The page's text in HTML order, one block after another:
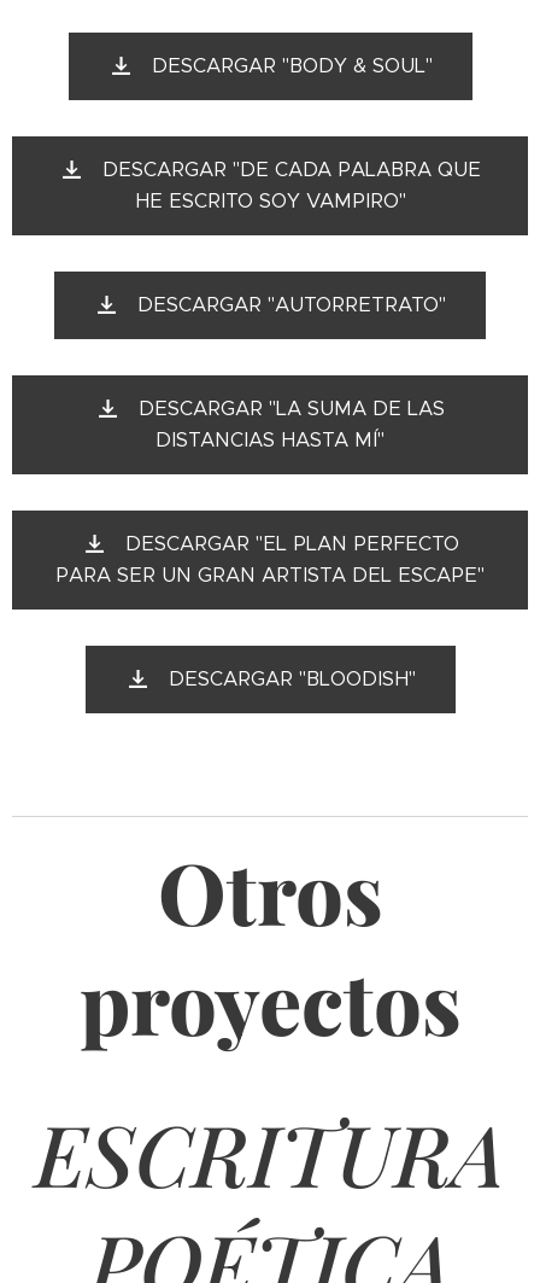
DESCARGAR "BODY & SOUL"
DESCARGAR "DE CADA PALABRA QUE
HE ESCRITO SOY VAMPIRO"
DESCARGAR "AUTORRETRATO"
DESCARGAR "LA SUMA DE LAS
DISTANCIAS HASTA MÍ"
DESCARGAR "EL PLAN PERFECTO
PARA SER UN GRAN ARTISTA DEL ESCAPE"
DESCARGAR "BLOODISH"
Otros
proyectos
ESCRITURA